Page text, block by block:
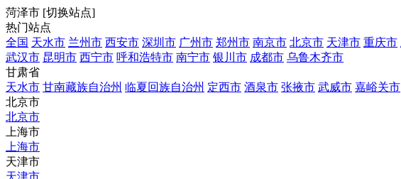
菏泽市 [切换站点]
热门站点
全国 天水市 兰州市 西安市 深圳市 广州市 郑州市 南京市 北京市 天津市 重庆市
武汉市 昆明市 西宁市 呼和浩特市 南宁市 银川市 成都市 乌鲁木齐市
甘肃省
天水市 甘南藏族自治州 临夏回族自治州 定西市 酒泉市 张掖市 武威市 嘉峪关市
北京市
北京市
上海市
上海市
天津市
天津市